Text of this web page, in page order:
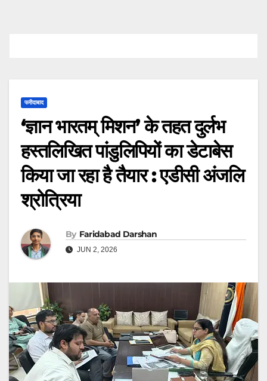
फरीदाबाद
‘ज्ञान भारतम् मिशन’ के तहत दुर्लभ
हस्तलिखित पांडुलिपियों का डेटाबेस
किया जा रहा है तैयार : एडीसी अंजलि
श्रोत्रिया
By Faridabad Darshan
JUN 2, 2026